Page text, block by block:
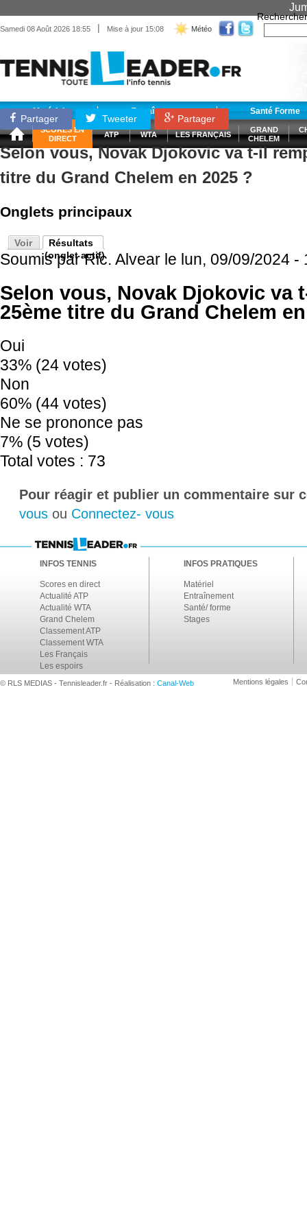
Samedi 08 Août 2026 18:55 | Mise à jour 15:08 Météo
Rechercher
Matériel Entraînement Santé Forme
SCORES EN
DIRECT
ATP WTA LES FRANÇAIS
GRAND
CHELEM
Partager Tweeter Partager
Selon vous, Novak Djokovic va t-il
titre du Grand Chelem en 2025 ?
Onglets principaux
Voir
Résultats
(onglet actif)
Soumis parRic. Alvear le lun, 09/09/2024 -
Selon vous, Novak Djokovic va
25ème titre du Grand Chelem
Oui
33% (24 votes)
Non
60% (44 votes)
Ne se prononce pas
7% (5 votes)
Total votes : 73
Pour réagir et publier un commentaire sur
vous ou Connectez- vous
INFOS TENNIS
Scores en direct
Actualité ATP
Actualité WTA
Grand Chelem
Classement ATP
Classement WTA
Les Français
Les espoirs
INFOS PRATIQUES
Matériel
Entraînement
Santé/ forme
Stages
© RLS MEDIAS - Tennisleader.fr - Réalisation : Canal-Web Mentions légales